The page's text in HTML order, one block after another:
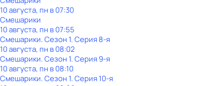
10 августа, пн в 07:30
Смешарики
10 августа, пн в 07:55
Смешарики. Сезон 1. Серия 8-я
10 августа, пн в 08:02
Смешарики. Сезон 1. Серия 9-я
10 августа, пн в 08:10
Смешарики. Сезон 1. Серия 10-я